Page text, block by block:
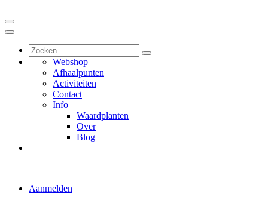
Webshop
Afhaalpunten
Activiteiten
Contact
Info
Waardplanten
Over
Blog
Aanmelden